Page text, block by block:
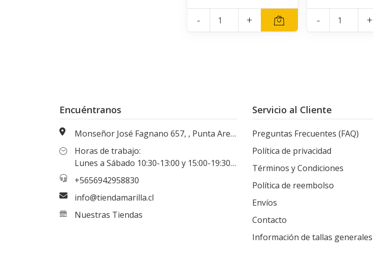
- + - +
Encuéntranos
Monseñor José Fagnano 657, , Punta Arenas, Magallanes, Chile
Horas de trabajo:
Lunes a Sábado 10:30-13:00 y 15:00-19:30 hrs
+5656942958830
info@tiendamarilla.cl
Nuestras Tiendas
Servicio al Cliente
Preguntas Frecuentes (FAQ)
Política de privacidad
Términos y Condiciones
Política de reembolso
Envíos
Contacto
Información de tallas generales